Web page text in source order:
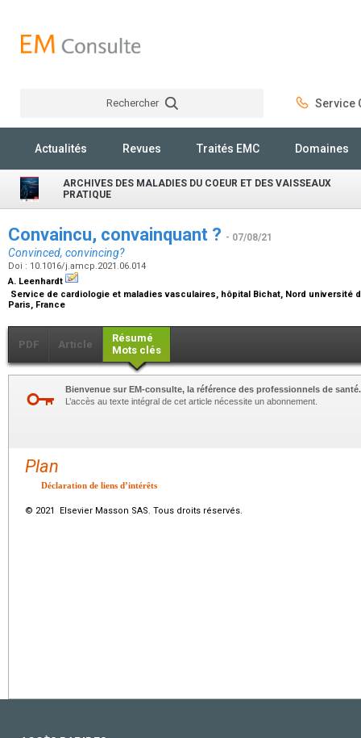
Rechercher Service
Actualités Revues Traités EMC Domaines
ARCHIVES DES MALADIES DU COEUR ET DES VAISSEAUX
PRATIQUE
Convaincu, convainquant ? - 07/08/21
Convinced, convincing?
Doi : 10.1016/j.amcp.2021.06.014
A. Leenhardt
Service de cardiologie et maladies vasculaires, hôpital Bichat, Nord université
Paris, France
PDF Article
Résumé
Mots clés
Bienvenue sur EM-consulte, la référence des professionnels de santé.
L’accès au texte intégral de cet article nécessite un abonnement.
Plan
Déclaration de liens d’intérêts
© 2021 Elsevier Masson SAS. Tous droits réservés.